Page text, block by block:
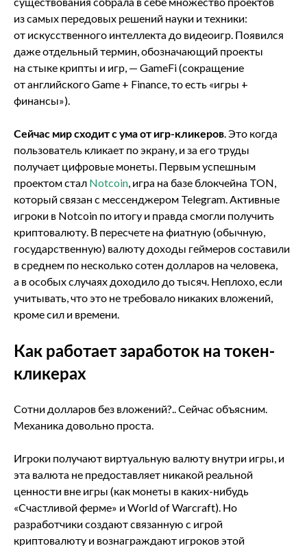
из самых передовых решений науки и техники:
от искусственного интеллекта до видеоигр. Появился
даже отдельный термин, обозначающий проекты
на стыке крипты и игр, — GameFi (сокращение
от английского Game + Finance, то есть «игры +
финансы»).
Сейчас мир сходит с ума от игр-кликеров. Это когда
пользователь кликает по экрану, и за его труды
получает цифровые монеты. Первым успешным
проектом стал Notcoin, игра на базе блокчейна TON,
который связан с мессенджером Telegram. Активные
игроки в Notcoin по итогу и правда смогли получить
криптовалюту. В пересчете на фиатную (обычную,
государственную) валюту доходы геймеров составили
в среднем по несколько сотен долларов на человека,
а в особых случаях доходило до тысяч. Неплохо, если
учитывать, что это не требовало никаких вложений,
кроме сил и времени.
Как работает заработок на токен-
кликерах
Сотни долларов без вложений?.. Сейчас объясним.
Механика довольно проста.
Игроки получают виртуальную валюту внутри игры, и
эта валюта не предоставляет никакой реальной
ценности вне игры (как монеты в каких-нибудь
«Счастливой ферме» и World of Warcraft). Но
разработчики создают связанную с игрой
криптовалюту и вознаграждают игроков этой